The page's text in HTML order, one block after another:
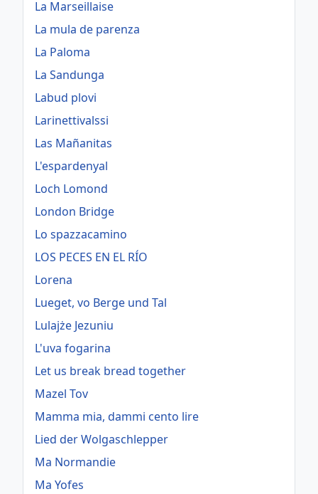
La Marseillaise
La mula de parenza
La Paloma
La Sandunga
Labud plovi
Larinettivalssi
Las Mañanitas
L'espardenyal
Loch Lomond
London Bridge
Lo spazzacamino
LOS PECES EN EL RÍO
Lorena
Lueget, vo Berge und Tal
Lulajże Jezuniu
L'uva fogarina
Let us break bread together
Mazel Tov
Mamma mia, dammi cento lire
Lied der Wolgaschlepper
Ma Normandie
Ma Yofes